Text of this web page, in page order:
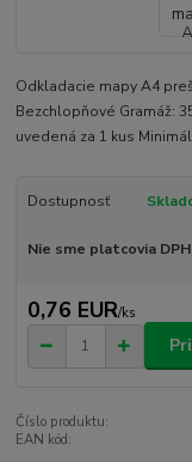
Odkladacie mapy A4
Bezchlopňové Gramáž:
uvedená za 1 kus
Dostupnosť
Nie sme platcovia DPH
0,76 EUR/ks
Číslo produktu:
EAN kód: